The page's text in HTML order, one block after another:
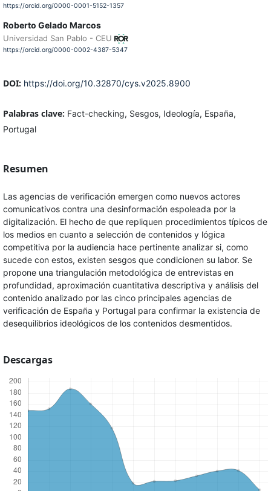
https://orcid.org/0000-0001-5152-1357
Roberto Gelado Marcos
Universidad San Pablo - CEU
https://orcid.org/0000-0002-4387-5347
DOI: https://doi.org/10.32870/cys.v2025.8900
Palabras clave: Fact-checking, Sesgos, Ideología, España,
Portugal
Resumen
Las agencias de verificación emergen como nuevos actores
comunicativos contra una desinformación espoleada por la
digitalización. El hecho de que repliquen procedimientos típicos de
los medios en cuanto a selección de contenidos y lógica
competitiva por la audiencia hace pertinente analizar si, como
sucede con estos, existen sesgos que condicionen su labor. Se
propone una triangulación metodológica de entrevistas en
profundidad, aproximación cuantitativa descriptiva y análisis del
contenido analizado por las cinco principales agencias de
verificación de España y Portugal para confirmar la existencia de
desequilibrios ideológicos de los contenidos desmentidos.
Descargas